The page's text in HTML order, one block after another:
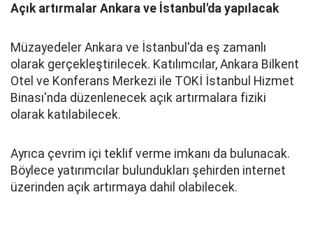
Açık artırmalar Ankara ve İstanbul'da yapılacak
Müzayedeler Ankara ve İstanbul'da eş zamanlı
olarak gerçekleştirilecek. Katılımcılar, Ankara Bilkent
Otel ve Konferans Merkezi ile TOKİ İstanbul Hizmet
Binası'nda düzenlenecek açık artırmalara fiziki
olarak katılabilecek.
Ayrıca çevrim içi teklif verme imkanı da bulunacak.
Böylece yatırımcılar bulundukları şehirden internet
üzerinden açık artırmaya dahil olabilecek.